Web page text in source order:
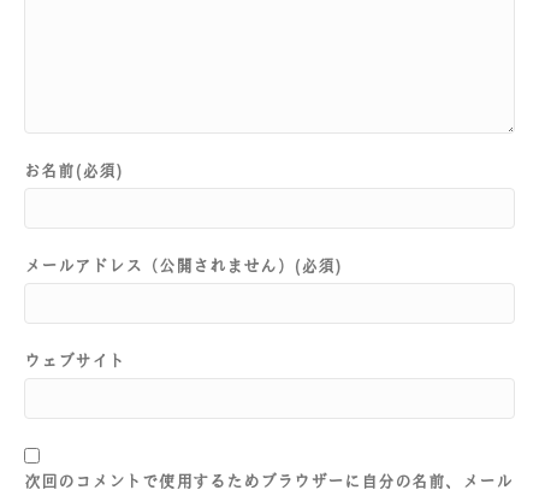
お名前(必須)
メールアドレス（公開されません）(必須)
ウェブサイト
次回のコメントで使用するためブラウザーに自分の名前、メール